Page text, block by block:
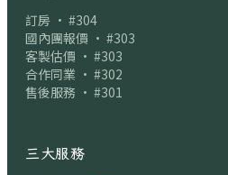
訂房 · #304
國內團報價 · #303
客製估價 · #303
合作同業 · #302
售後服務 · #301
三大服務